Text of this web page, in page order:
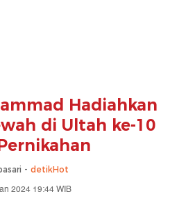
Hadiahkan
di Ultah ke-10
- detikHot
2024 19:44 WIB